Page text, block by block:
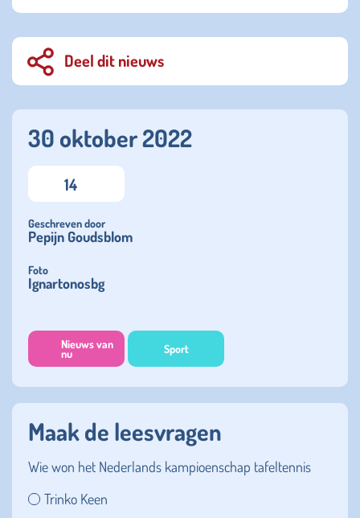
Deel dit nieuws
30 oktober 2022
14
Geschreven door
Pepijn Goudsblom
Foto
Ignartonosbg
Nieuws van
nu Sport
Maak de leesvragen
Wie won het Nederlands kampioenschap tafeltennis
Trinko Keen